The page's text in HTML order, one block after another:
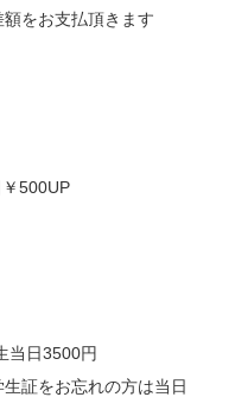
をお支払頂きます
500UP
当日3500円
証をお忘れの方は当日